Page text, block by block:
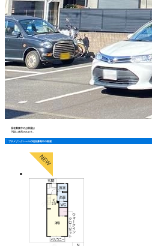
現在募集中のお部屋は
下記に表示されます。
プチメゾンクレールの現在募集中の部屋